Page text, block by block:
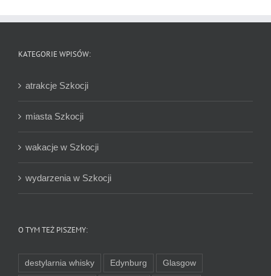
KATEGORIE WPISÓW:
atrakcje Szkocji
miasta Szkocji
wakacje w Szkocji
wydarzenia w Szkocji
O TYM TEŻ PISZEMY:
destylarnia whisky Edynburg Glasgow